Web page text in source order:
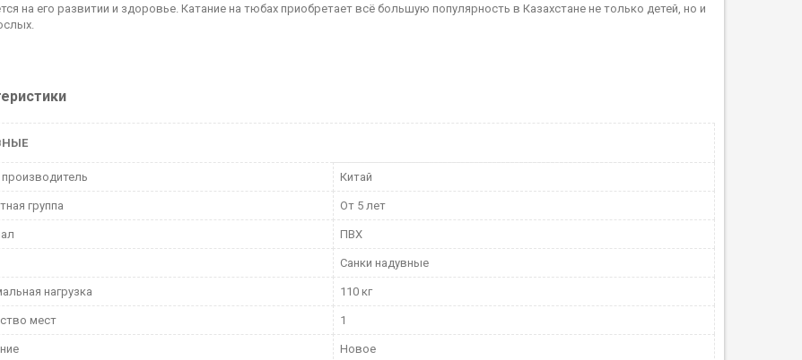
на его развитии и здоровье. Катание на тюбах приобретает всё большую популярность в Казахстане не только детей, но и
Китай
группа От 5 лет
ПВХ
Санки надувные
нагрузка 110 кг
мест 1
Новое